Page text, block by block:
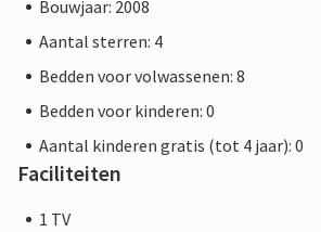
Bouwjaar: 2008
Aantal sterren: 4
Bedden voor volwassenen: 8
Bedden voor kinderen: 0
Aantal kinderen gratis (tot 4 jaar): 0
Faciliteiten
1 TV